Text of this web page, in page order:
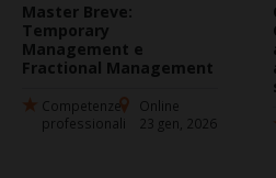
Master Breve:
Temporary
Management e
Fractional Management
Competenze
professionali
Online
23 gen, 2026